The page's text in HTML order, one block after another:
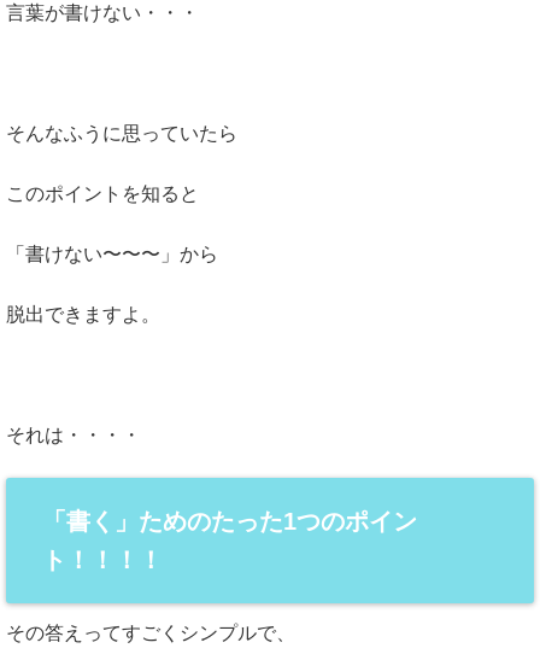
言葉が書けない・・・
そんなふうに思っていたら
このポイントを知ると
「書けない〜〜〜」から
脱出できますよ。
それは・・・・
「書く」ためのたった1つのポイン
ト！！！！
その答えってすごくシンプルで、